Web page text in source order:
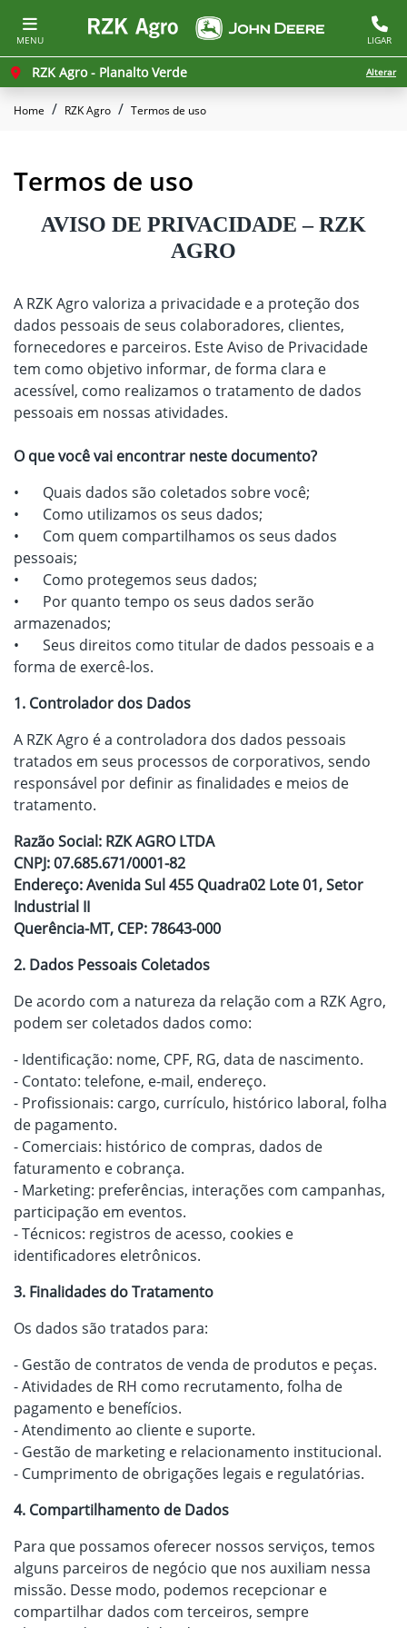
MENU LIGAR
RZK Agro - Planalto Verde Alterar
Home RZK Agro Termos de uso
Termos de uso
AVISO DE PRIVACIDADE – RZK
AGRO
A RZK Agro valoriza a privacidade e a proteção dos
dados pessoais de seus colaboradores, clientes,
fornecedores e parceiros. Este Aviso de Privacidade
tem como objetivo informar, de forma clara e
acessível, como realizamos o tratamento de dados
pessoais em nossas atividades.
O que você vai encontrar neste documento?
•
Quais dados são coletados sobre você;
•
Como utilizamos os seus dados;
•
Com quem compartilhamos os seus dados
pessoais;
•
Como protegemos seus dados;
•
Por quanto tempo os seus dados serão
armazenados;
•
Seus direitos como titular de dados pessoais e a
forma de exercê-los.
1. Controlador dos Dados
A RZK Agro é a controladora dos dados pessoais
tratados em seus processos de corporativos, sendo
responsável por definir as finalidades e meios de
tratamento.
Razão Social: RZK AGRO LTDA
CNPJ: 07.685.671/0001-82
Endereço: Avenida Sul 455 Quadra02 Lote 01, Setor
Industrial II
Querência-MT, CEP: 78643-000
2. Dados Pessoais Coletados
De acordo com a natureza da relação com a RZK Agro,
podem ser coletados dados como:
- Identificação: nome, CPF, RG, data de nascimento.
- Contato: telefone, e-mail, endereço.
- Profissionais: cargo, currículo, histórico laboral, folha
de pagamento.
- Comerciais: histórico de compras, dados de
faturamento e cobrança.
- Marketing: preferências, interações com campanhas,
participação em eventos.
- Técnicos: registros de acesso, cookies e
identificadores eletrônicos.
3. Finalidades do Tratamento
Os dados são tratados para:
- Gestão de contratos de venda de produtos e peças.
- Atividades de RH como recrutamento, folha de
pagamento e benefícios.
- Atendimento ao cliente e suporte.
- Gestão de marketing e relacionamento institucional.
- Cumprimento de obrigações legais e regulatórias.
4. Compartilhamento de Dados
Para que possamos oferecer nossos serviços, temos
alguns parceiros de negócio que nos auxiliam nessa
missão. Desse modo, podemos recepcionar e
compartilhar dados com terceiros, sempre